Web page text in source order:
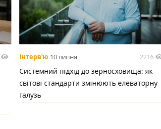
Інтерв'ю 10 липня 2216
Системний підхід до зерносховища: як
світові стандарти змінюють елеваторну
галузь